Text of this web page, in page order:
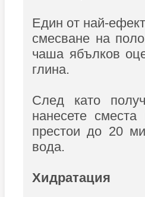
Един от най-
смесване на
чаша ябълков
глина.
След като
нанесете
престои до 20
вода.
Хидратация